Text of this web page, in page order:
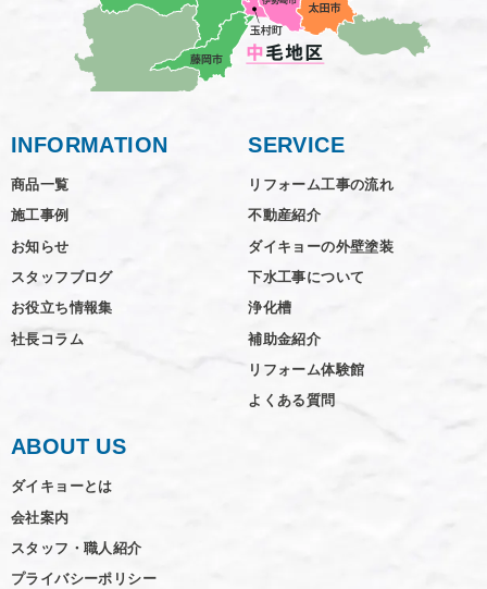
INFORMATION
商品一覧
施工事例
お知らせ
スタッフブログ
お役立ち情報集
社長コラム
SERVICE
リフォーム工事の流れ
不動産紹介
ダイキョーの外壁塗装
下水工事について
浄化槽
補助金紹介
リフォーム体験館
よくある質問
ABOUT US
ダイキョーとは
会社案内
スタッフ・職人紹介
プライバシーポリシー